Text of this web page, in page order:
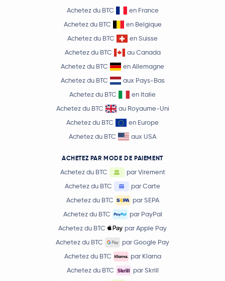
Achetez du BTC
en France
Achetez du BTC
en Belgique
Achetez du BTC
en Suisse
Achetez du BTC
au Canada
Achetez du BTC
en Allemagne
Achetez du BTC
aux Pays-Bas
Achetez du BTC
en Italie
Achetez du BTC
au Royaume-Uni
Achetez du BTC
en Europe
Achetez du BTC
aux USA
ACHETEZ PAR MODE DE PAIEMENT
Achetez du BTC
par Virement
Achetez du BTC
par Carte
Achetez du BTC
par SEPA
Achetez du BTC
par PayPal
Achetez du BTC
par Apple Pay
Achetez du BTC
par Google Pay
Achetez du BTC
par Klarna
Achetez du BTC
par Skrill